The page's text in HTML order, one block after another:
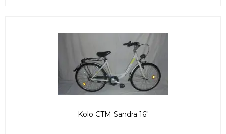
Kolo CTM Sandra 16"